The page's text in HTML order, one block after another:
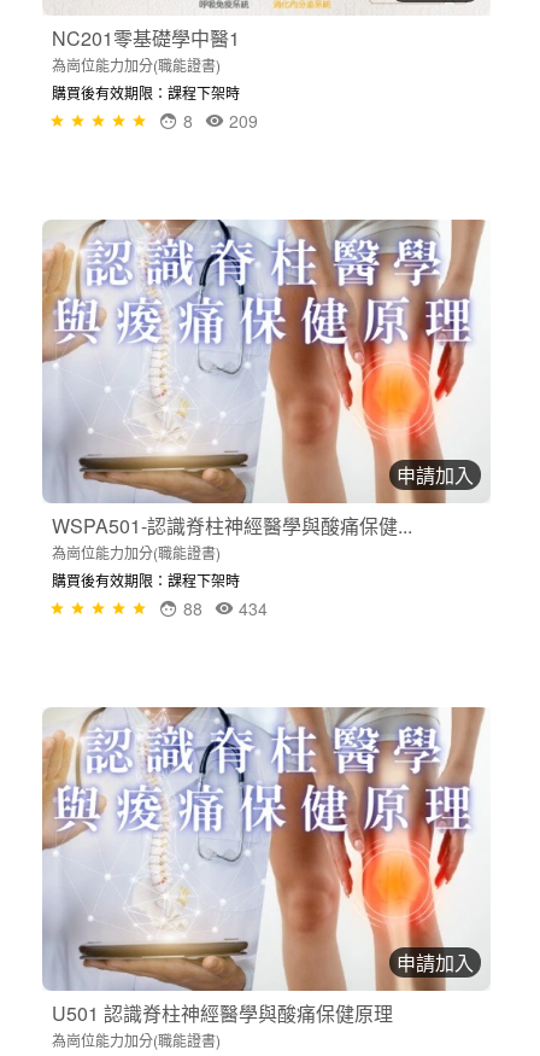
NC201零基礎學中醫1
為崗位能力加分(職能證書)
購買後有效期限：課程下架時
209
8
申請加入
WSPA501-認識脊柱神經醫學與酸痛保健...
為崗位能力加分(職能證書)
購買後有效期限：課程下架時
434
88
申請加入
U501 認識脊柱神經醫學與酸痛保健原理
為崗位能力加分(職能證書)